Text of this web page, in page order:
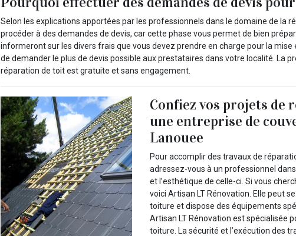
Selon les explications apportées par les professionnels dans le domaine de la
procéder à des demandes de devis, car cette phase vous permet de bien
informeront sur les divers frais que vous devez prendre en charge pour la mise
de demander le plus de devis possible aux prestataires dans votre localité. La
réparation de toit est gratuite et sans engagement.
Confiez vos projets de
une entreprise de
Lanouee
Pour accomplir des travaux de
adressez-vous à un professionnel
et l’esthétique de celle-ci. Si vous
voici Artisan LT Rénovation. Elle peut
toiture et dispose des équipements
Artisan LT Rénovation est spécialisée
toiture. La sécurité et l’exécution des